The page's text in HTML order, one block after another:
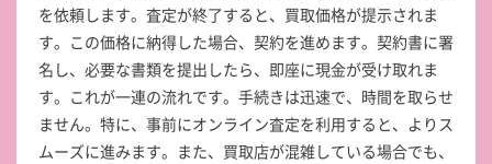
を依頼します。査定が終了すると、買取価格が提示されま
す。この価格に納得した場合、契約を進めます。契約書に署
名し、必要な書類を提出したら、即座に現金が受け取れま
す。これが一連の流れです。手続きは迅速で、時間を取らせ
ません。特に、事前にオンライン査定を利用すると、よりス
ムーズに進みます。また、買取店が混雑している場合でも、